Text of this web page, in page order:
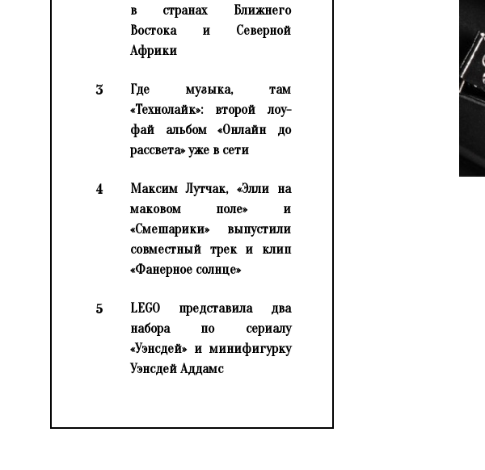
в странах Ближнего
Востока и Северной
Африки
3
Где музыка, там
«Технолайк»: второй лоу-
фай альбом «Онлайн до
рассвета» уже в сети
4
Максим Лутчак, «Элли на
маковом поле» и
«Смешарики» выпустили
совместный трек и клип
«Фанерное солнце»
5
LEGO представила два
набора по сериалу
«Уэнсдей» и минифигурку
Уэнсдей Аддамс